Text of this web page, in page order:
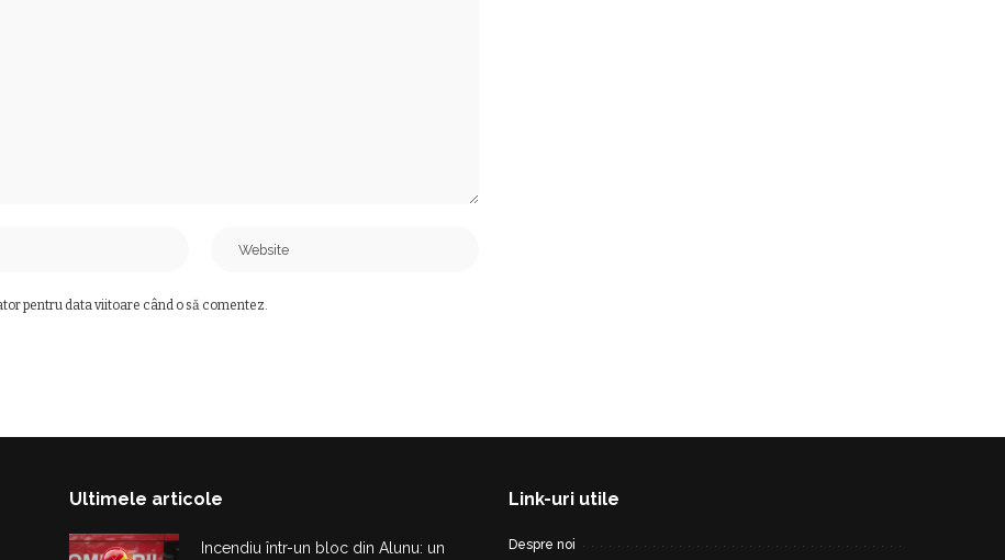
pentru data viitoare când o să comentez.
Ultimele articole
Incendiu într-un bloc din Alunu: un
Link-uri utile
Despre noi